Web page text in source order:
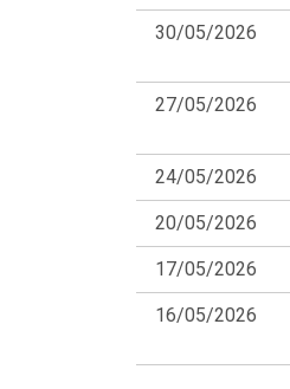
30/05/2026
27/05/2026
24/05/2026
20/05/2026
17/05/2026
16/05/2026